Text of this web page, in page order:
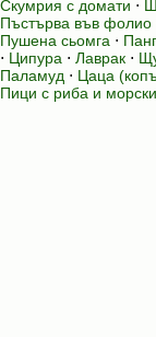
Скумрия с домати ⋅
Пъстърва във фолио
Пушена сьомга ⋅
⋅ Ципура ⋅ Лаврак ⋅
Паламуд ⋅ Цаца
Пици с риба и